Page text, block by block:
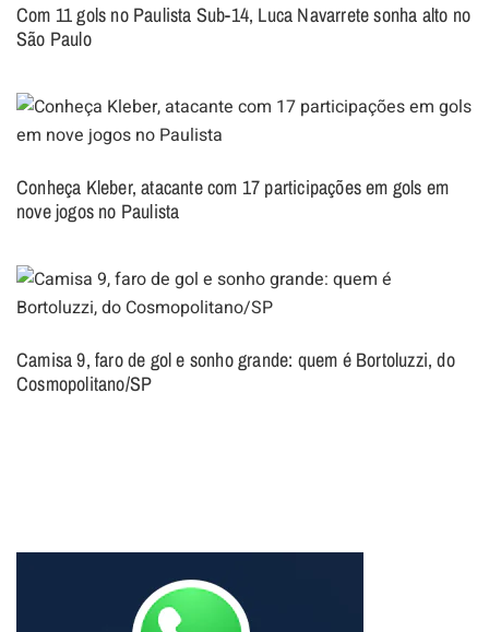
Com 11 gols no Paulista Sub-14, Luca Navarrete sonha alto no
São Paulo
Conheça Kleber, atacante com 17 participações em gols em
nove jogos no Paulista
Camisa 9, faro de gol e sonho grande: quem é Bortoluzzi, do
Cosmopolitano/SP